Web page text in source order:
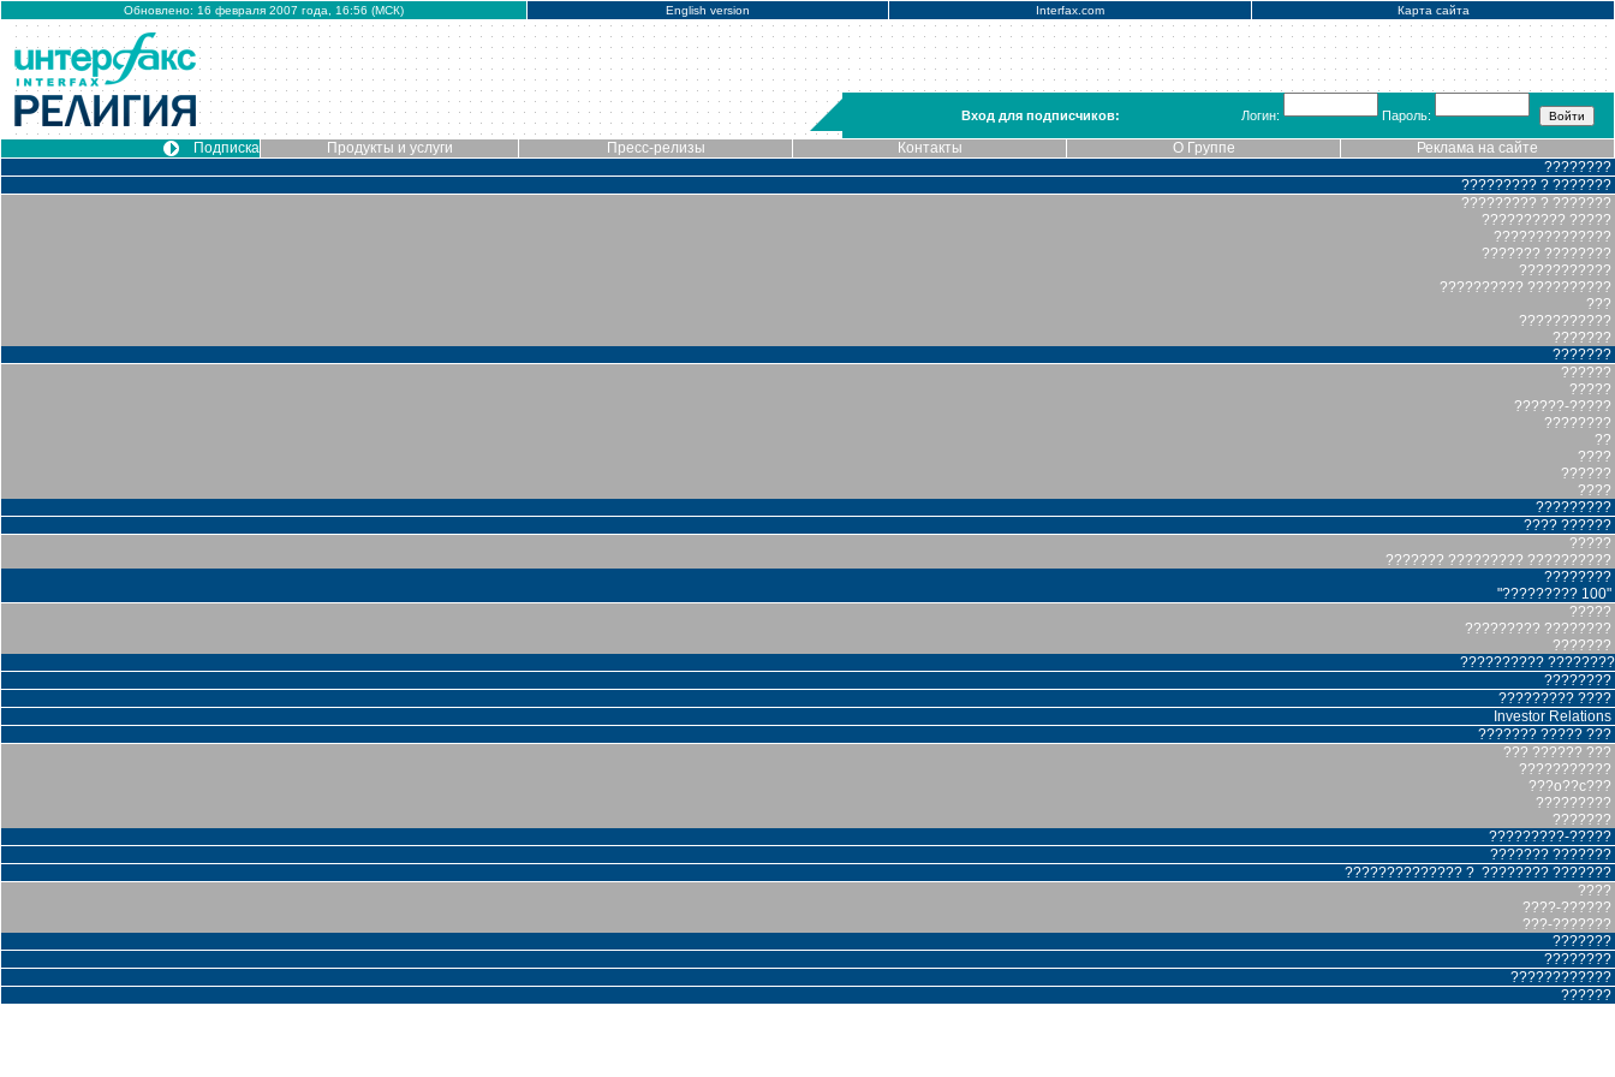
Обновлено: 16 февраля 2007 года, 16:56 (МСК) English version Interfax.com Карта сайта
Вход для подписчиков: Логин: Пароль:
Подписка Продукты и услуги Пресс-релизы Контакты О Группе
Реклама на сайте
????????
????????? ? ???????
????????? ? ???????
?????????? ?????
??????????????
??????? ????????
???????????
?????????? ??????????
???
???????????
???????
???????
??????
?????
??????-?????
????????
??
????
??????
????
?????????
???? ??????
?????
??????? ????????? ??????????
????????
"????????? 100"
?????
????????? ????????
???????
?????????? ????????
????????
????????? ????
Investor Relations
??????? ????? ???
??? ?????? ???
???????????
???o??c???
?????????
???????
?????????-?????
??????? ???????
?????????????? ? ???????? ???????
????
????-??????
???-???????
???????
????????
????????????
??????